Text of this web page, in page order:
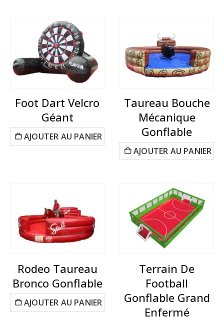
Foot Dart Velcro
Géant
AJOUTER AU PANIER
Taureau Bouche
Mécanique
Gonflable
AJOUTER AU PANIER
Rodeo Taureau
Bronco Gonflable
AJOUTER AU PANIER
Terrain De
Football
Gonflable Grand
Enfermé